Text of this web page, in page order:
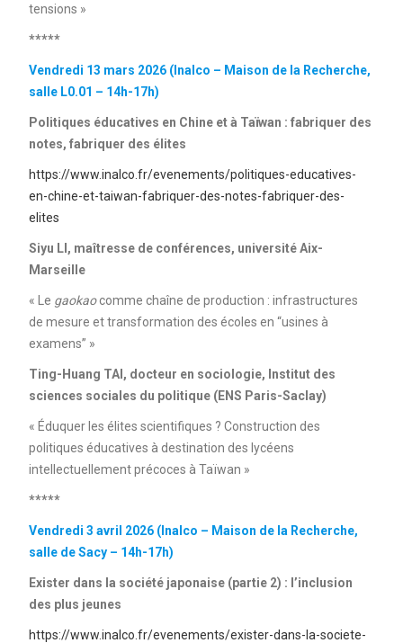
tensions »
*****
Vendredi 13 mars 2026 (Inalco – Maison de la Recherche,
salle L0.01 – 14h-17h)
Politiques éducatives en Chine et à Taïwan : fabriquer des
notes, fabriquer des élites
https://www.inalco.fr/evenements/politiques-educatives-
en-chine-et-taiwan-fabriquer-des-notes-fabriquer-des-
elites
Siyu LI, maîtresse de conférences, université Aix-
Marseille
« Le gaokaocomme chaîne de production : infrastructures
de mesure et transformation des écoles en “usines à
examens” »
Ting-Huang TAI, docteur en sociologie, Institut des
sciences sociales du politique (ENS Paris-Saclay)
« Éduquer les élites scientifiques ? Construction des
politiques éducatives à destination des lycéens
intellectuellement précoces à Taïwan »
*****
Vendredi 3 avril 2026 (Inalco – Maison de la Recherche,
salle de Sacy – 14h-17h)
Exister dans la société japonaise (partie 2) : l’inclusion
des plus jeunes
https://www.inalco.fr/evenements/exister-dans-la-societe-